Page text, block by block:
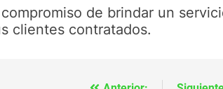
de brindar un
clientes contratados.